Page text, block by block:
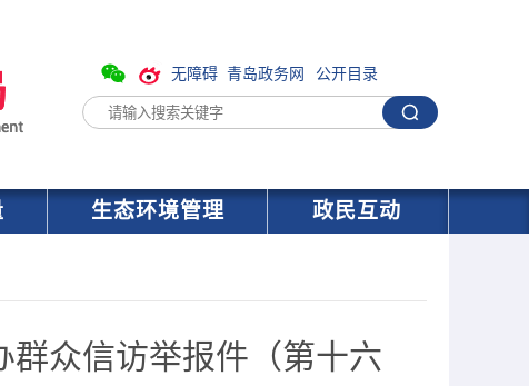
无障碍 青岛政务网 公开目录
生态环境管理 政民互动
众信访举报件（第十六